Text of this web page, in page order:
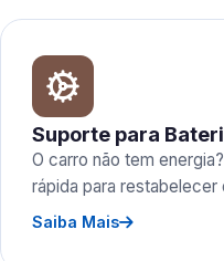
Suporte para
O carro não tem
rápida para restabelecer
Saiba Mais